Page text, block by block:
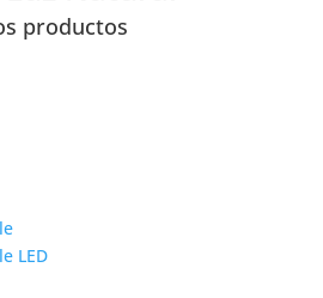
productos
LED